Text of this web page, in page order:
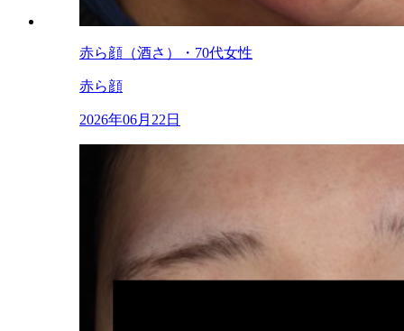
赤ら顔（酒さ）・70代女性
赤ら顔
2026年06月22日